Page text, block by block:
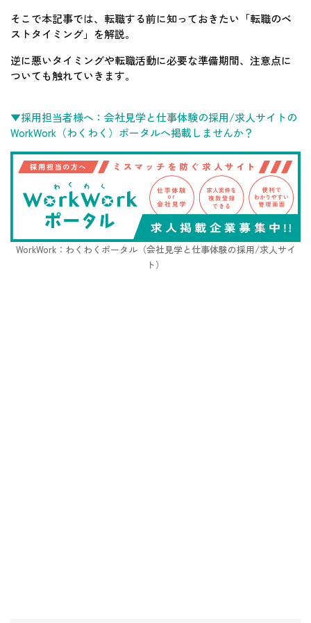
そこで本記事では、転職する前に知っておきたい「転職のベ
ストタイミング」を解説。
逆に悪いタイミングや転職活動に必要な準備期間、注意点に
ついても触れていきます。
▼採用担当者様へ：会社見学と仕事体験の採用/求人サイトの
WorkWork（わくわく）ポータルへ掲載しませんか？
WorkWork：わくわくポータル（会社見学と仕事体験の採用/求人サイ
ト）